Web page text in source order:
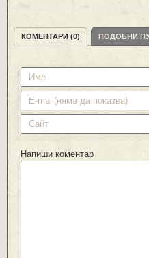
КОМЕНТАРИ (0) ПОДОБНИ
Напиши коментар